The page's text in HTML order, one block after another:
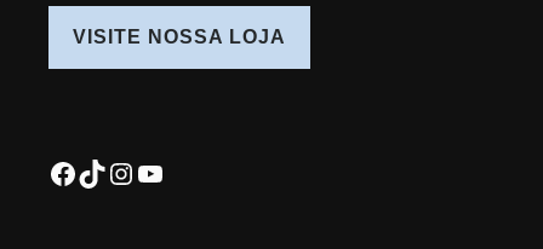
VISITE NOSSA LOJA
Facebook
TikTok
Instagram
Youtube